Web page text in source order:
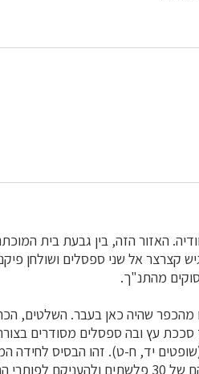
האזור הזה, בין גבעת בית
קצרצר אל שני ספסלים ושולחן
מהתנ"ך.
מהכפר שהיה כאן בעבר. השלטים,
סככת עץ ובה ספסלים מסודרים
יד, ח-ט). זהו הבסיס לחידה
שמשון למרעיו ושבעקבותיה נאלץ לחמוס בכוח את בגדיהם של 30